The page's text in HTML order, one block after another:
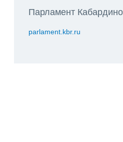
Парламент
parlament.kbr.ru